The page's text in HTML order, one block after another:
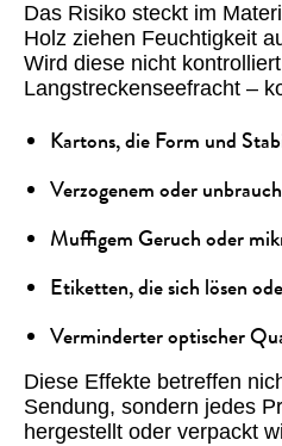
Das Risiko steckt im
Holz ziehen Feuchtigkeit
Wird diese nicht
Langstreckenseefracht –
Kartons, die Form und
Verzogenem oder
Muffigem Geruch oder
Etiketten, die sich lösen
Verminderter optischer
Diese Effekte betreffen
Sendung, sondern jedes
hergestellt oder verpackt